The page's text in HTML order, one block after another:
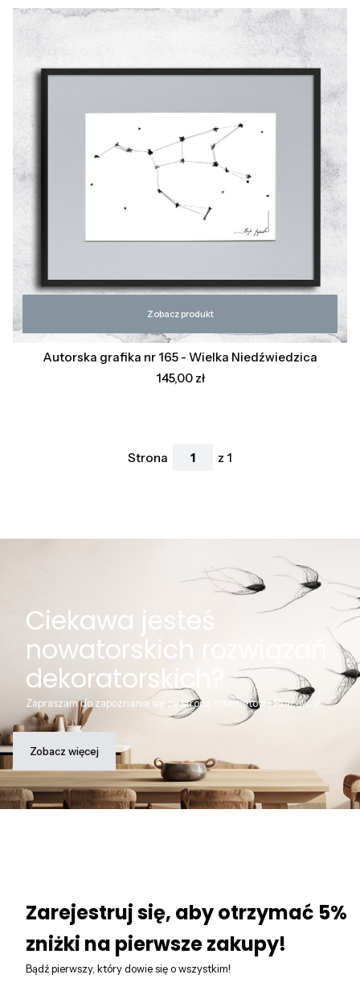
Zobacz produkt
Autorska grafika nr 165 - Wielka Niedźwiedzica
Cena
145,00 zł
Strona z 1
Ciekawa jesteś
nowatorskich rozwiązań
dekoratorskich?
Zapraszam do zapoznania się ze stroną internetową Pracowni!
Zobacz więcej
Zarejestruj się, aby otrzymać 5%
zniżki na pierwsze zakupy!
Bądź pierwszy, który dowie się o wszystkim!